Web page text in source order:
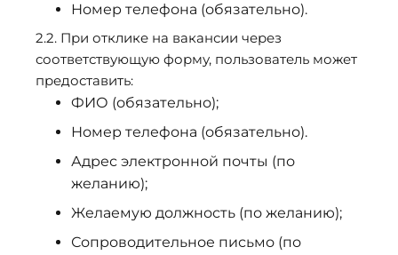
Номер телефона (обязательно).
2.2. При отклике на вакансии через
соответствующую форму, пользователь может
предоставить:
ФИО (обязательно);
Номер телефона (обязательно).
Адрес электронной почты (по
желанию);
Желаемую должность (по желанию);
Сопроводительное письмо (по